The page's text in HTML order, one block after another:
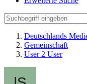
Deutschlands
Gemeinschaft
User 2 User